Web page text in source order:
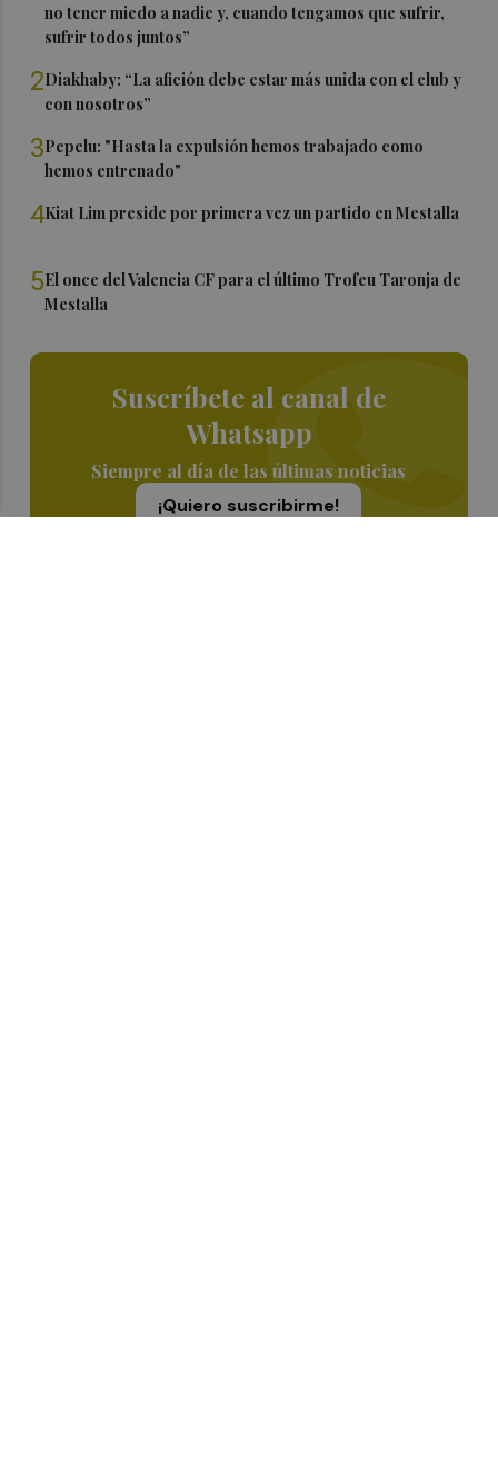
no tener miedo a nadie y, cuando tengamos que sufrir,
sufrir todos juntos”
2Diakhaby: “La afición debe estar más unida con el club y
con nosotros”
3Pepelu: "Hasta la expulsión hemos trabajado como
hemos entrenado"
4Kiat Lim preside por primera vez un partido en Mestalla
5El once del Valencia CF para el último Trofeu Taronja de
Mestalla
Suscríbete al canal de
Whatsapp
Siempre al día de las últimas noticias
¡Quiero suscribirme!